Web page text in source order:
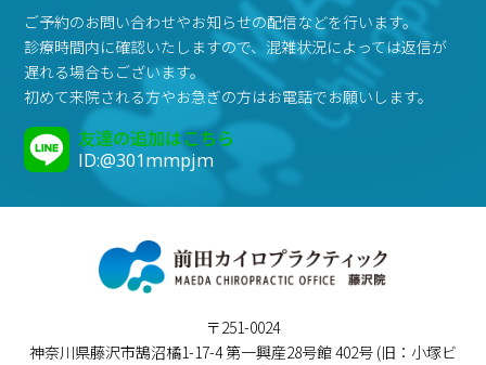
ご予約のお問い合わせやお知らせの配信などを行います。
診療時間内に確認いたしますので、混雑状況によっては返信が
遅れる場合もございます。
初めて来院される方やお急ぎの方はお電話でお願いします。
友達の追加はこちら
ID:@301mmpjm
〒251-0024
神奈川県藤沢市鵠沼橘1-17-4 第一興産28号館 402号 (旧：小塚ビ